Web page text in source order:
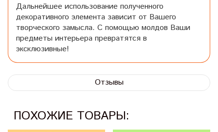
Дальнейшее использование полученного
декоративного элемента зависит от Вашего
творческого замысла. С помощью молдов Ваши
предметы интерьера превратятся в
эксклюзивные!
Отзывы
ПОХОЖИЕ ТОВАРЫ: